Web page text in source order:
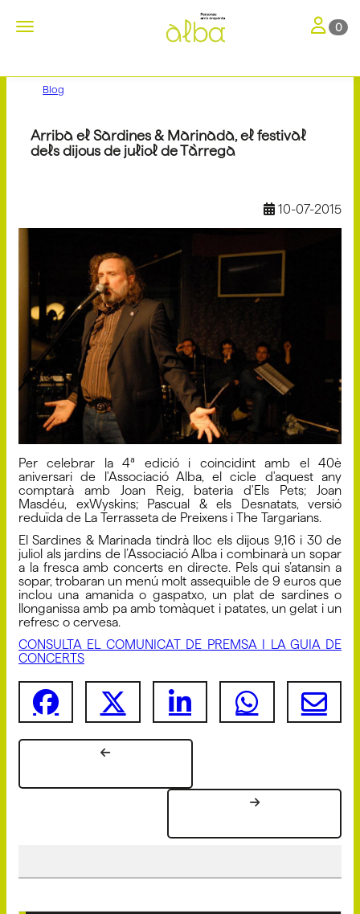
Toggle navigation Toggle
0
Blog
Arriba el Sardines & Marinada, el festival
dels dijous de juliol de Tàrrega
10-07-2015
Per celebrar la 4ª edició i coincidint amb el 40è
aniversari de l'Associació Alba, el cicle d'aquest any
comptarà amb Joan Reig, bateria d'Els Pets; Joan
Masdéu, exWyskins; Pascual & els Desnatats, versió
reduïda de La Terrasseta de Preixens i The Targarians.
El Sardines & Marinada tindrà lloc els dijous 9,16 i 30 de
juliol als jardins de l’Associació Alba i combinarà un sopar
a la fresca amb concerts en directe. Pels qui s’atansin a
sopar, trobaran un menú molt assequible de 9 euros que
inclou una amanida o gaspatxo, un plat de sardines o
llonganissa amb pa amb tomàquet i patates, un gelat i un
refresc o cervesa.
CONSULTA EL COMUNICAT DE PREMSA I LA GUIA DE
CONCERTS